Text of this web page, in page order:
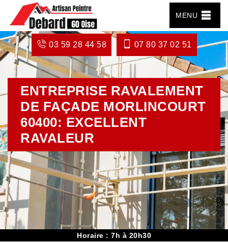
MENU
03 59 28 44 58 07 80 37 02 51
ENTREPRISE RAVALEMENT
DE FAÇADE MORLINCOURT
60400: EXCELLENT
RAVALEUR
Horaire : 7h à 20h30